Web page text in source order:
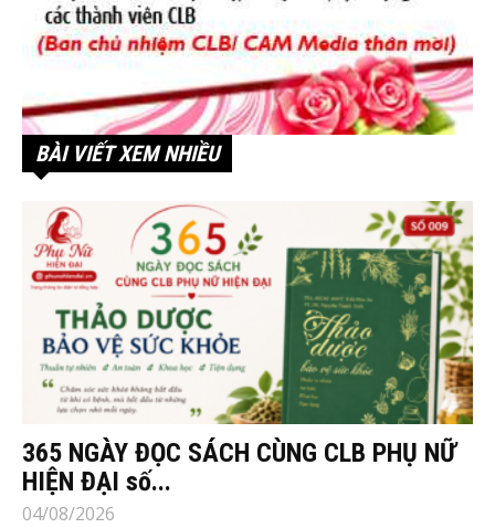
BÀI VIẾT XEM NHIỀU
365 NGÀY ĐỌC SÁCH CÙNG CLB PHỤ NỮ
HIỆN ĐẠI số...
04/08/2026